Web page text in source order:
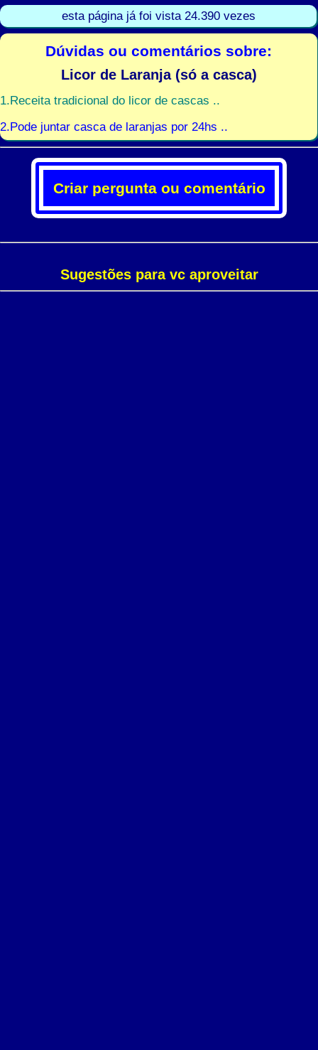
esta página já foi vista 24.390 vezes
Dúvidas ou comentários sobre:
Licor de Laranja (só a casca)
1.Receita tradicional do licor de cascas ..
2.Pode juntar casca de laranjas por 24hs ..
Criar pergunta ou comentário
Sugestões para vc aproveitar